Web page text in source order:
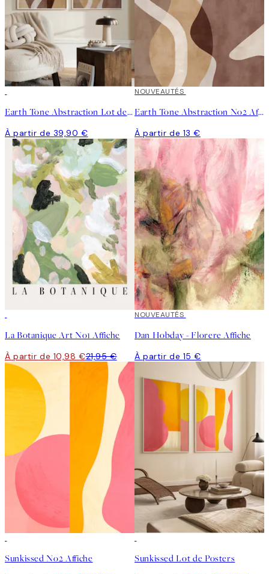
Earth Tone Abstraction Lot de Posters
À partir de 39,90 €
NOUVEAUTÉS
Earth Tone Abstraction No2 Affiche
À partir de 13 €
La Botanique Art No1 Affiche
À partir de 10,98 €21,95 €
NOUVEAUTÉS
Dan Hobday - Florere Affiche
À partir de 15 €
Sunkissed No2 Affiche Sunkissed Lot de Posters